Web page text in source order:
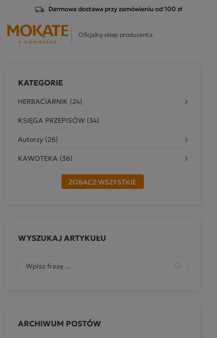
Darmowa dostawa przy zamówieniu od 100 zł
Oficjalny sklep producenta
KATEGORIE
HERBACIARNIK (24)
KSIĘGA PRZEPISÓW (34)
Autorzy (26)
KAWOTEKA (36)
ZOBACZ WSZYSTKIE
WYSZUKAJ ARTYKUŁU
ARCHIWUM POSTÓW